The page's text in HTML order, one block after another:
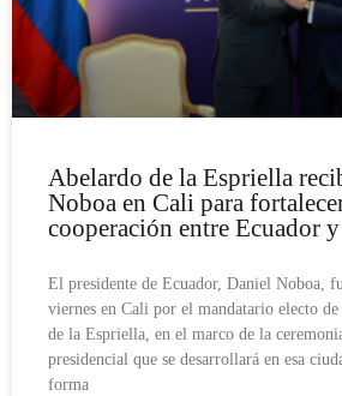
Abelardo de la Espriella
Noboa en Cali para
cooperación entre Ecuador
El presidente de Ecuador, Daniel Noboa,
viernes en Cali por el mandatario electo
de la Espriella, en el marco de la
presidencial que se desarrollará en esa
forma